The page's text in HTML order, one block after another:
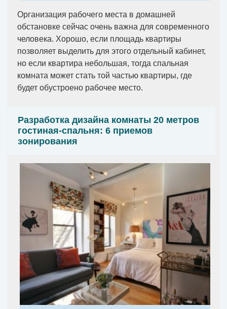
Организация рабочего места в домашней
обстановке сейчас очень важна для современного
человека. Хорошо, если площадь квартиры
позволяет выделить для этого отдельный кабинет,
но если квартира небольшая, тогда спальная
комната может стать той частью квартиры, где
будет обустроено рабочее место.
Разработка дизайна комнаты 20 метров
гостиная-спальня: 6 приемов
зонирования